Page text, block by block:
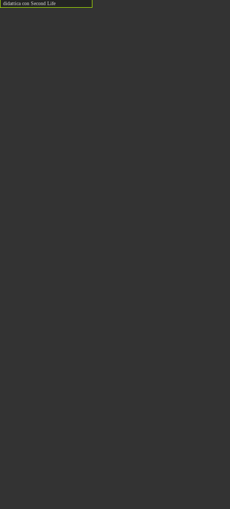
didattica con Second Life